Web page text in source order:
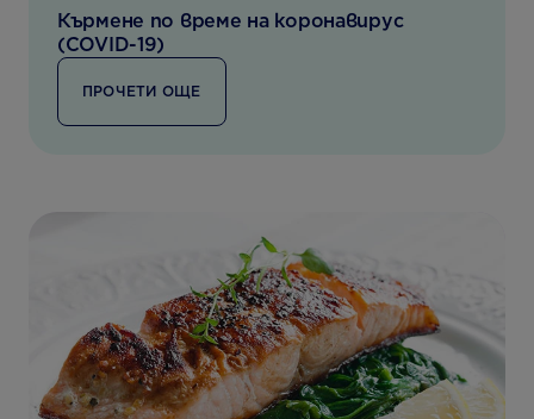
Кърмене по време на коронавирус
(COVID-19)
ПРОЧЕТИ ОЩЕ